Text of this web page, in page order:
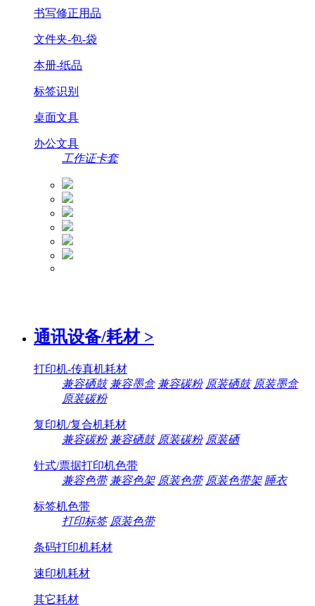
书写修正用品
文件夹-包-袋
本册-纸品
标签识别
桌面文具
办公文具
工作证卡套
通讯设备/耗材 >
打印机-传真机耗材
兼容硒鼓 兼容墨盒 兼容碳粉 原装硒鼓 原装墨盒
原装碳粉
复印机/复合机耗材
兼容碳粉 兼容硒鼓 原装碳粉 原装硒
针式/票据打印机色带
兼容色带 兼容色架 原装色带 原装色带架 睡衣
标签机色带
打印标签 原装色带
条码打印机耗材
速印机耗材
其它耗材